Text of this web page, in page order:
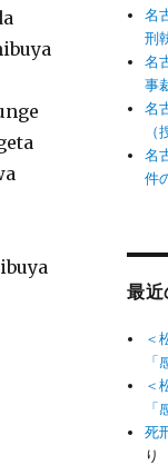
名
刑
名
事
名
（
名
件
最近
＜
＜
死
り